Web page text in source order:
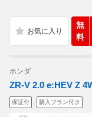
無
料
ホンダ
ZR-V 2.0 e:HEV Z
保証付 購入プラン付き